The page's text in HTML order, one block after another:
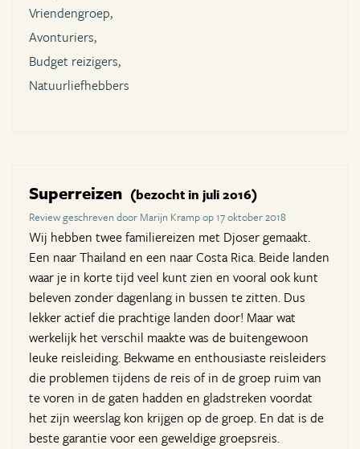
Vriendengroep,
Avonturiers,
Budget reizigers,
Natuurliefhebbers
Superreizen (bezocht in juli 2016)
Review geschreven door Marijn Kramp op 17 oktober 2018
Wij hebben twee familiereizen met Djoser gemaakt.
Een naar Thailand en een naar Costa Rica. Beide landen
waar je in korte tijd veel kunt zien en vooral ook kunt
beleven zonder dagenlang in bussen te zitten. Dus
lekker actief die prachtige landen door! Maar wat
werkelijk het verschil maakte was de buitengewoon
leuke reisleiding. Bekwame en enthousiaste reisleiders
die problemen tijdens de reis of in de groep ruim van
te voren in de gaten hadden en gladstreken voordat
het zijn weerslag kon krijgen op de groep. En dat is de
beste garantie voor een geweldige groepsreis.